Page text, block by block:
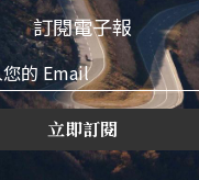
訂閱電子報
立即訂閱